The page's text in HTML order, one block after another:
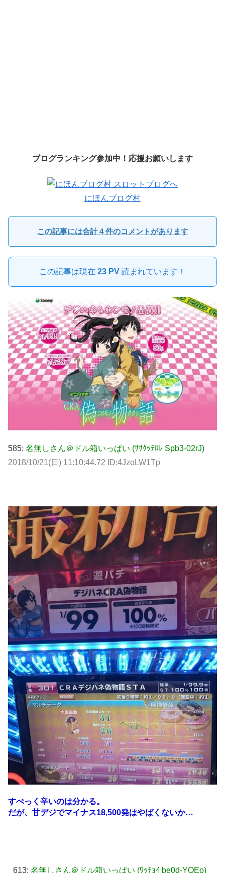
ブログランキング参加中！応援お願いします
にほんブログ村
この記事には合計 4 件のコメントがあります
この記事は現在 23 PV 読まれています！
585: 名無しさん＠ドル箱いっぱい (ｻｻｸｯﾃﾛﾚ Spb3-02rJ)
2018/10/21(日) 11:10:44.72 ID:4JzoLW1Tp
すぺっく辛いのは分かる。
だが、甘デジでマイナス18,500発はやばくないか…
613: 名無しさん＠ドル箱いっぱい (ﾜｯﾁｮｲ be0d-YQEo)